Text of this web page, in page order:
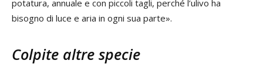
potatura, annuale e con piccoli tagli, perché l’ulivo ha
bisogno di luce e aria in ogni sua parte».
Colpite altre specie